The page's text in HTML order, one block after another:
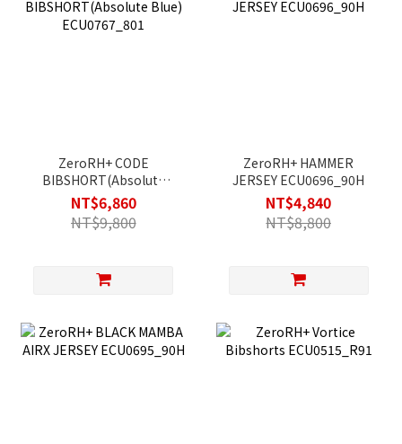
ZeroRH+ CODE
BIBSHORT(Absolute
Blue) ECU0767_801
NT$6,860
NT$9,800
ZeroRH+ HAMMER
JERSEY ECU0696_90H
NT$4,840
NT$8,800